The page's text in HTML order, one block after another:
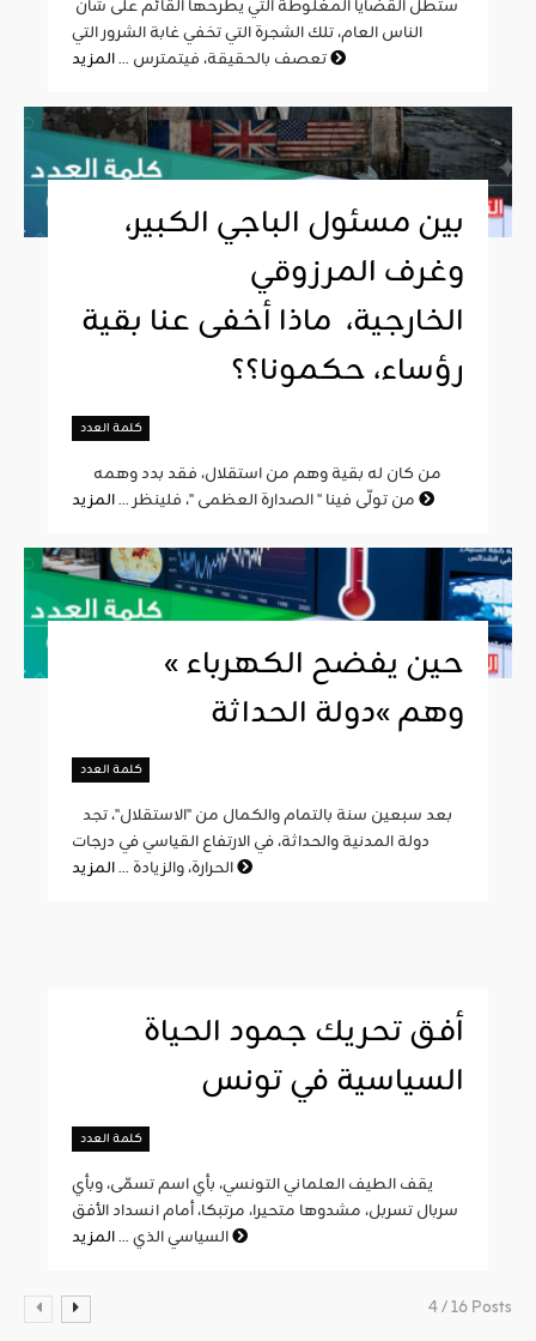
الناس العام، تلك الشجرة التي تخفي غابة الشرور التي
تعصف بالحقيقة، فيتمترس ...
بين مسئول الباجي الكبير،
وغرف المرزوقي
الخارجية، ماذا أخفى عنا بقية
رؤساء، حكمونا؟؟
كلمة العدد
من تولّى فينا " الصدارة العظمى "، فلينظر ...
« حين يفضح الكهرباء
وهم »دولة الحداثة
كلمة العدد
دولة المدنية والحداثة، في الارتفاع القياسي في درجات
الحرارة، والزيادة ...
أفق تحريك جمود الحياة
السياسية في تونس
كلمة العدد
يقف الطيف العلماني التونسي، بأي اسم تسمّى، وبأي
سربال تسربل، مشدوها متحيرا، مرتبكا، أمام انسداد الأفق
السياسي الذي ...
4 / 16 Posts